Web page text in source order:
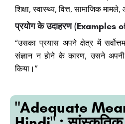
शिक्षा, स्वास्थ्य, वित्त, सामाजिक मामले,
प्रयोग के उदाहरण (Examples
“उसका प्रयास अपने क्षेत्र में
संज्ञान न होने के कारण, उसने
किया।”
"Adequate